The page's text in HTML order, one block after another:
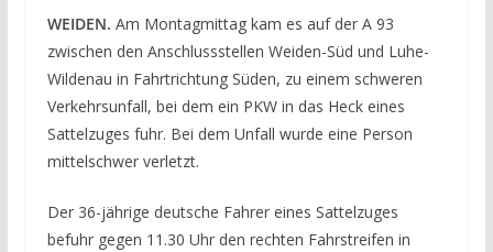
WEIDEN. Am Montagmittag kam es auf der A 93
zwischen den Anschlussstellen Weiden-Süd und Luhe-
Wildenau in Fahrtrichtung Süden, zu einem schweren
Verkehrsunfall, bei dem ein PKW in das Heck eines
Sattelzuges fuhr. Bei dem Unfall wurde eine Person
mittelschwer verletzt.
Der 36-jährige deutsche Fahrer eines Sattelzuges
befuhr gegen 11.30 Uhr den rechten Fahrstreifen in